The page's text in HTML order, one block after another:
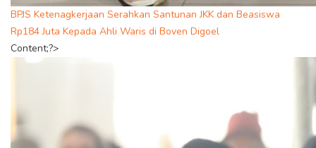
BPJS Ketenagkerjaan Serahkan Santunan JKK dan Beasiswa
Rp184 Juta Kepada Ahli Waris di Boven Digoel
Content;?>